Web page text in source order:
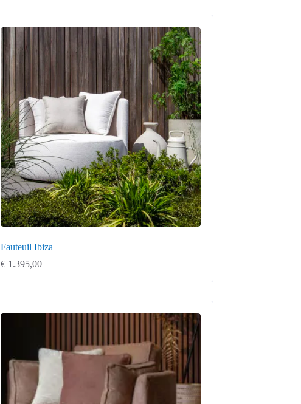
Fauteuil Ibiza
€ 1.395,00